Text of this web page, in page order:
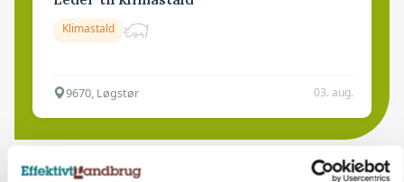
Klimastald
9670, Løgstør 03. aug.